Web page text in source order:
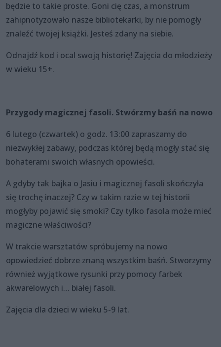
będzie to takie proste. Goni cię czas, a monstrum
zahipnotyzowało nasze bibliotekarki, by nie pomogły
znaleźć twojej książki. Jesteś zdany na siebie.
Odnajdź kod i ocal swoją historię! Zajęcia do młodzieży
w wieku 15+.
Przygody magicznej fasoli. Stwórzmy baśń na nowo
6 lutego (czwartek) o godz. 13:00 zapraszamy do
niezwykłej zabawy, podczas której będą mogły stać się
bohaterami swoich własnych opowieści.
A gdyby tak bajka o Jasiu i magicznej fasoli skończyła
się trochę inaczej? Czy w takim razie w tej historii
mogłyby pojawić się smoki? Czy tylko fasola może mieć
magiczne właściwości?
W trakcie warsztatów spróbujemy na nowo
opowiedzieć dobrze znaną wszystkim baśń. Stworzymy
również wyjątkowe rysunki przy pomocy farbek
akwarelowych i… białej fasoli.
Zajęcia dla dzieci w wieku 5-9 lat.